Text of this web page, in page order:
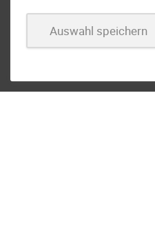
Auswahl speichern